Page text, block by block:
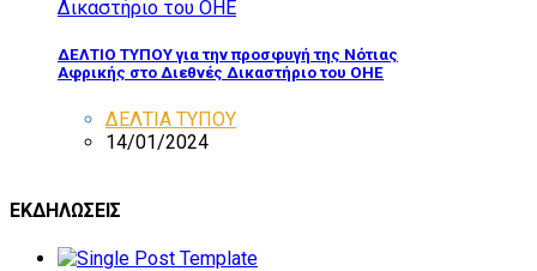
ΔΕΛΤΙΟ ΤΥΠΟΥ για την προσφυγή της Νότιας
Αφρικής στο Διεθνές Δικαστήριο του ΟΗΕ
ΔΕΛΤΙΑ ΤΥΠΟΥ
14/01/2024
ΕΚΔΗΛΩΣΕΙΣ